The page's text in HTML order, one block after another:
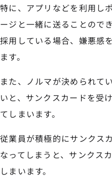
特に、アプリなどを利用し
ージと一緒に送ることので
採用している場合、嫌悪感
ます。
また、ノルマが決められて
いと、サンクスカードを受
てしまいます。
従業員が積極的にサンクス
なってしまうと、サンクス
しまいます。